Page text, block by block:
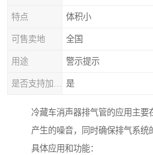
特点 体积小
可售卖地 全国
用途 警示提示
是
冷藏车消声器排气管的应用主要
产生的噪音，同时确保排气系统
具体应用和功能：